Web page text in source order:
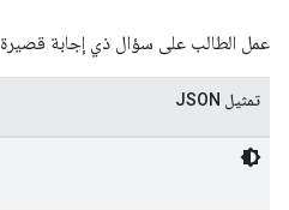
عمل الطالب على سؤال ذي إجابة قصيرة
تمثيل JSON